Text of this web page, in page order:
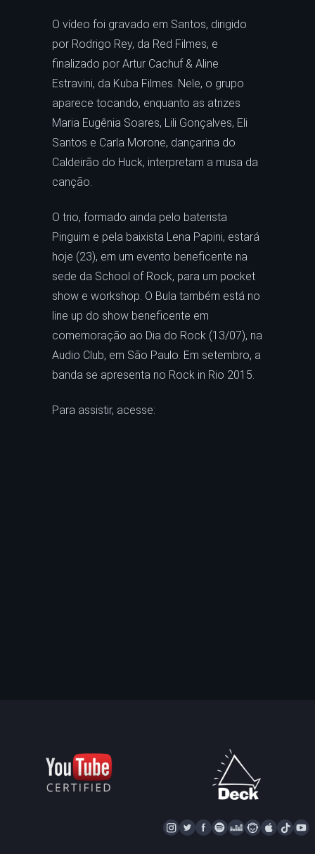
O vídeo foi gravado em Santos, dirigido
por Rodrigo Rey, da Red Filmes, e
finalizado por Artur Cachuf & Aline
Estravini, da Kuba Filmes. Nele, o grupo
aparece tocando, enquanto as atrizes
Maria Eugênia Soares, Lili Gonçalves, Eli
Santos e Carla Morone, dançarina do
Caldeirão do Huck, interpretam a musa da
canção.
O trio, formado ainda pelo baterista
Pinguim e pela baixista Lena Papini, estará
hoje (23), em um evento beneficente na
sede da School of Rock, para um pocket
show e workshop. O Bula também está no
line up do show beneficente em
comemoração ao Dia do Rock (13/07), na
Audio Club, em São Paulo. Em setembro, a
banda se apresenta no Rock in Rio 2015.
Para assistir, acesse:
I
N
T
W
F
A
S
P
D
E
N
A
A
P
T